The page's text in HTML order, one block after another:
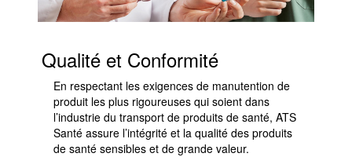
Qualité et Conformité
En respectant les exigences de manutention de
produit les plus rigoureuses qui soient dans
l’industrie du transport de produits de santé, ATS
Santé assure l’intégrité et la qualité des produits
de santé sensibles et de grande valeur.